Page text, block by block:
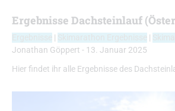
Ergebnisse Dachsteinlauf
| |
Jonathan Göppert - 13. Januar 2025
Hier findet ihr alle Ergebnisse des